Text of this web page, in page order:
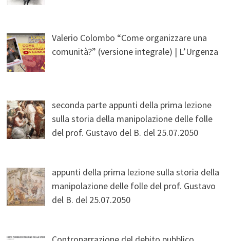
Valerio Colombo “Come organizzare una
comunità?” (versione integrale) | L’Urgenza
seconda parte appunti della prima lezione
sulla storia della manipolazione delle folle
del prof. Gustavo del B. del 25.07.2050
appunti della prima lezione sulla storia della
manipolazione delle folle del prof. Gustavo
del B. del 25.07.2050